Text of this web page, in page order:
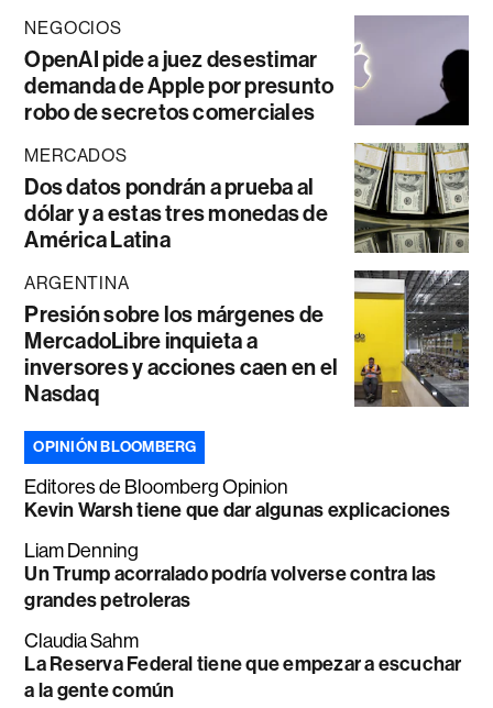
NEGOCIOS
OpenAI pide a juez desestimar
demanda de Apple por presunto
robo de secretos comerciales
MERCADOS
Dos datos pondrán a prueba al
dólar y a estas tres monedas de
América Latina
ARGENTINA
Presión sobre los márgenes de
MercadoLibre inquieta a
inversores y acciones caen en el
Nasdaq
OPINIÓN BLOOMBERG
Editores de Bloomberg Opinion
Kevin Warsh tiene que dar algunas explicaciones
Liam Denning
Un Trump acorralado podría volverse contra las
grandes petroleras
Claudia Sahm
La Reserva Federal tiene que empezar a escuchar
a la gente común